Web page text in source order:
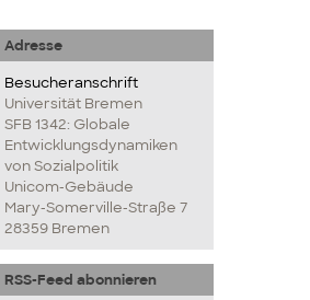
Adresse
Besucheranschrift
Universität Bremen
SFB 1342: Globale
Entwicklungsdynamiken
von Sozialpolitik
Unicom-Gebäude
Mary-Somerville-Straße 7
28359 Bremen
RSS-Feed abonnieren